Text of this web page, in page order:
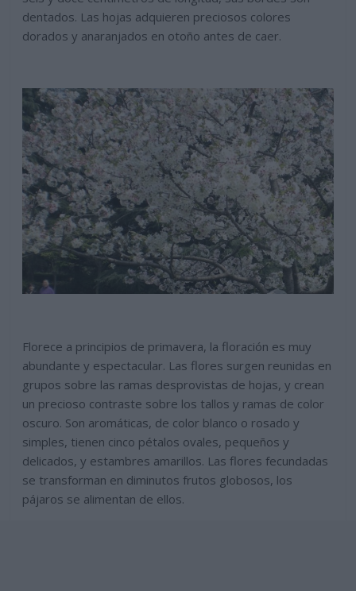
dentados. Las hojas adquieren preciosos colores
dorados y anaranjados en otoño antes de caer.
Florece a principios de primavera, la floración es muy
abundante y espectacular. Las flores surgen reunidas en
grupos sobre las ramas desprovistas de hojas, y crean
un precioso contraste sobre los tallos y ramas de color
oscuro. Son aromáticas, de color blanco o rosado y
simples, tienen cinco pétalos ovales, pequeños y
delicados, y estambres amarillos. Las flores fecundadas
se transforman en diminutos frutos globosos, los
pájaros se alimentan de ellos.